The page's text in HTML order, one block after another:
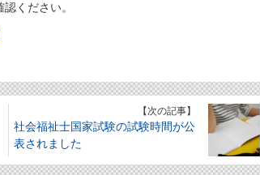
ください。
【次の記事】
社会福祉士国家試験の試験時間が公
表されました